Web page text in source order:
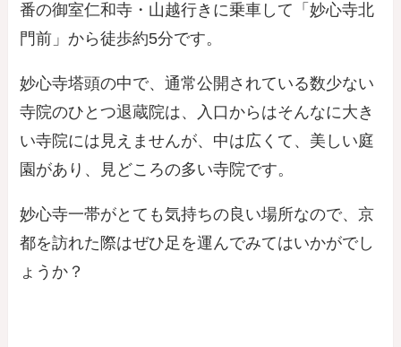
番の御室仁和寺・山越行きに乗車して「妙心寺北
門前」から徒歩約5分です。
妙心寺塔頭の中で、通常公開されている数少ない
寺院のひとつ退蔵院は、入口からはそんなに大き
い寺院には見えませんが、中は広くて、美しい庭
園があり、見どころの多い寺院です。
妙心寺一帯がとても気持ちの良い場所なので、京
都を訪れた際はぜひ足を運んでみてはいかがでし
ょうか？